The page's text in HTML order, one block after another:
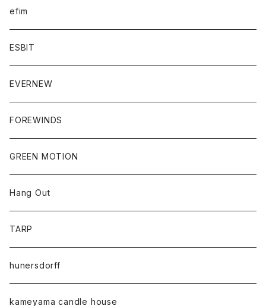
efim
ESBIT
EVERNEW
FOREWINDS
GREEN MOTION
Hang Out
TARP
hunersdorff
kameyama candle house